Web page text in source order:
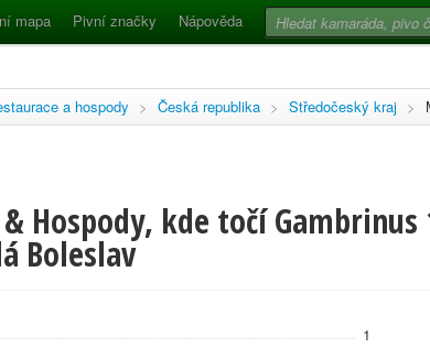
mapa Pivní značky Nápověda
a hospody > Česká republika > Středočeský kraj >
Hospody, kde točí
Boleslav
1